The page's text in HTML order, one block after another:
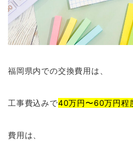
福岡県内での交換費用は、
工事費込みで40万円〜60万円程
費用は、